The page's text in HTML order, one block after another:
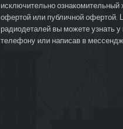
исключительно ознакомительный
офертой или публичной офертой.
радиодеталей вы можете узнать
телефону или написав в